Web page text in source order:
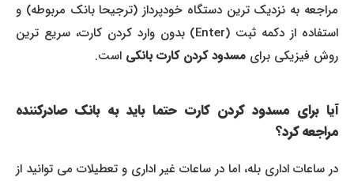
مراجعه به نزدیک ترین دستگاه خودپرداز (ترجیحا بانک مربوطه) و
استفاده از دکمه ثبت (Enter) بدون وارد کردن کارت، سریع ترین
روش فیزیکی برایمسدود کردن کارت بانکیاست.
آیا برای مسدود کردن کارت حتما باید به بانک صادرکننده
مراجعه کرد؟
در ساعات اداری بله، اما در ساعات غیر اداری و تعطیلات می توانید از